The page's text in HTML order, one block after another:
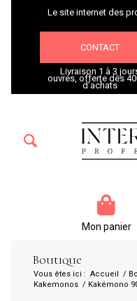
Livraison 1 à 3
ouvrés, offerte dès
d’achats
Le site internet des
CONTACT
Mon panier
Boutique
Vous êtes ici : Accueil /
Kakemonos / Kakémono